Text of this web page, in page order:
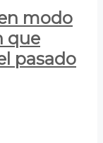
modo
que
pasado